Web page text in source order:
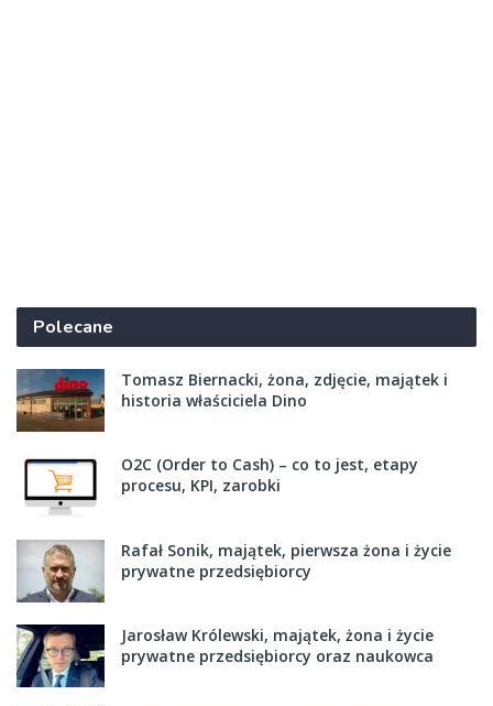
Polecane
Tomasz Biernacki, żona, zdjęcie, majątek i
historia właściciela Dino
O2C (Order to Cash) – co to jest, etapy
procesu, KPI, zarobki
Rafał Sonik, majątek, pierwsza żona i życie
prywatne przedsiębiorcy
Jarosław Królewski, majątek, żona i życie
prywatne przedsiębiorcy oraz naukowca